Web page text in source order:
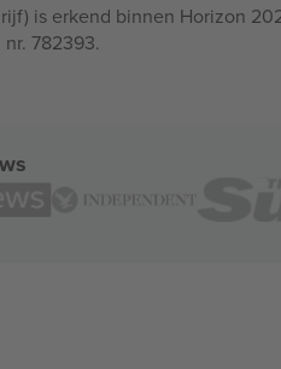
is erkend binnen Horizon
782393.